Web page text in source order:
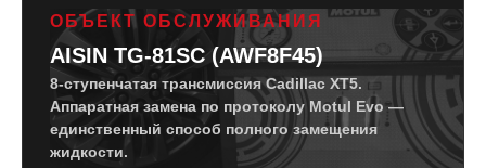
ОБЪЕКТ ОБСЛУЖИВАНИЯ
AISIN TG-81SC (AWF8F45)
8-ступенчатая трансмиссия Cadillac XT5.
Аппаратная замена по протоколу Motul Evo —
единственный способ полного замещения
жидкости.